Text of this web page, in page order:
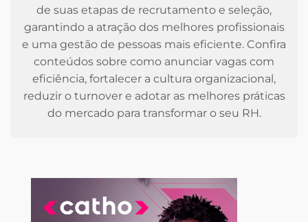
de suas etapas de recrutamento e seleção,
garantindo a atração dos melhores profissionais
e uma gestão de pessoas mais eficiente. Confira
conteúdos sobre como anunciar vagas com
eficiência, fortalecer a cultura organizacional,
reduzir o turnover e adotar as melhores práticas
do mercado para transformar o seu RH.